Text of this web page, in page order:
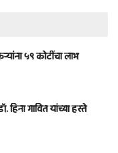
५९ कोटींचा लाभ
गावित यांच्या हस्ते